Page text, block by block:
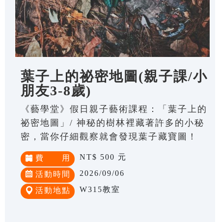
葉子上的祕密地圖(親子課/小
朋友3-8歲)
《藝學堂》假日親子藝術課程：「葉子上的
祕密地圖」/ 神秘的樹林裡藏著許多的小秘
密，當你仔細觀察就會發現葉子藏寶圖！
費 用 NT$ 500 元
活動時間 2026/09/06
活動地點 W315教室